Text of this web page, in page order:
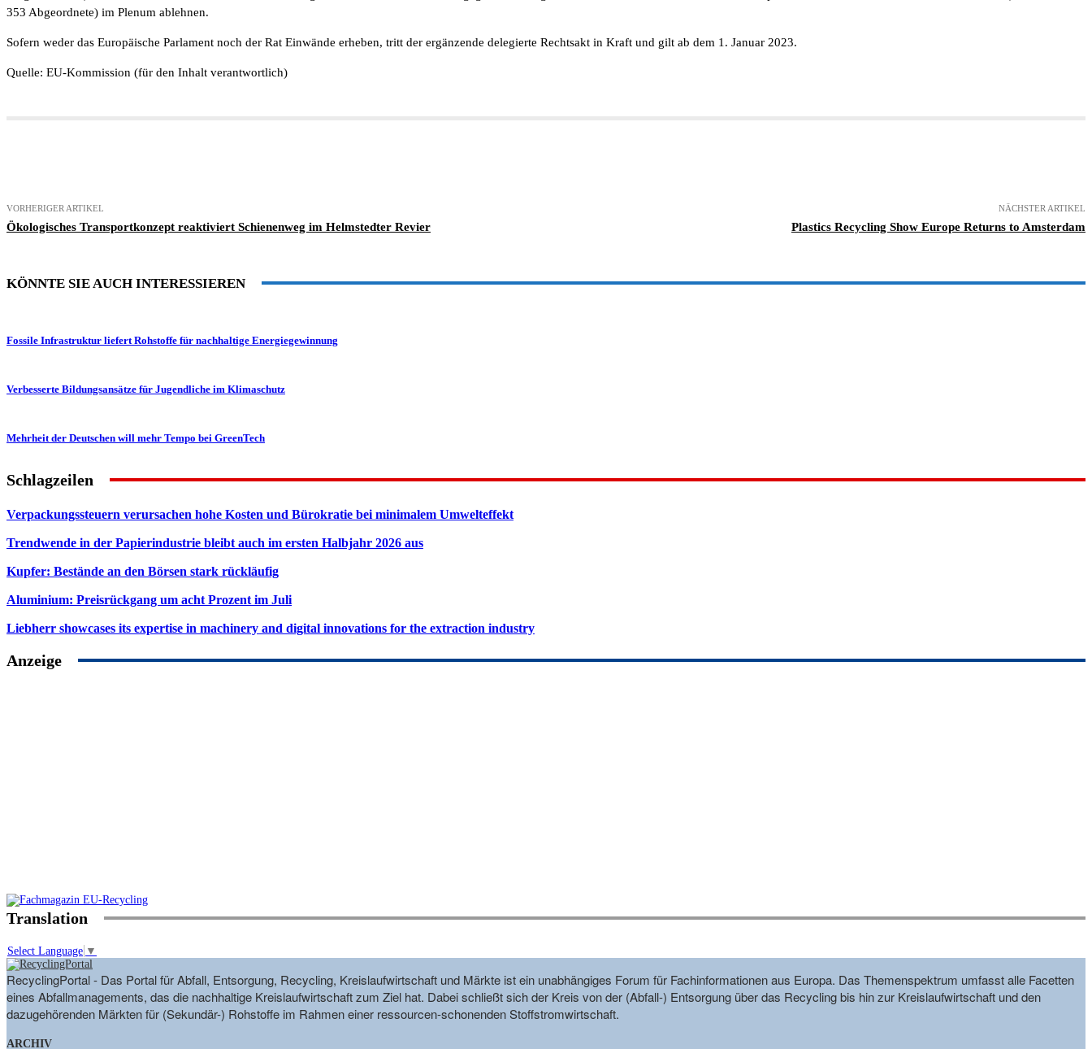
353 Abgeordnete) im Plenum ablehnen.
Sofern weder das Europäische Parlament noch der Rat Einwände erheben, tritt der ergänzende delegierte Rechtsakt in Kraft und gilt ab dem 1. Januar 2023.
Quelle: EU-Kommission (für den Inhalt verantwortlich)
VORHERIGER ARTIKEL
Ökologisches Transportkonzept reaktiviert Schienenweg im Helmstedter Revier
NÄCHSTER ARTIKEL
Plastics Recycling Show Europe Returns to Amsterdam
KÖNNTE SIE AUCH INTERESSIEREN
Fossile Infrastruktur liefert Rohstoffe für nachhaltige Energiegewinnung
Verbesserte Bildungsansätze für Jugendliche im Klimaschutz
Mehrheit der Deutschen will mehr Tempo bei GreenTech
Schlagzeilen
Verpackungssteuern verursachen hohe Kosten und Bürokratie bei minimalem Umwelteffekt
Trendwende in der Papierindustrie bleibt auch im ersten Halbjahr 2026 aus
Kupfer: Bestände an den Börsen stark rückläufig
Aluminium: Preisrückgang um acht Prozent im Juli
Liebherr showcases its expertise in machinery and digital innovations for the extraction industry
Anzeige
Translation
Select Language ▼
RecyclingPortal - Das Portal für Abfall, Entsorgung, Recycling, Kreislaufwirtschaft und Märkte ist ein unabhängiges Forum für Fachinformationen aus Europa. Das Themenspektrum umfasst alle Facetten
eines Abfallmanagements, das die nachhaltige Kreislaufwirtschaft zum Ziel hat. Dabei schließt sich der Kreis von der (Abfall-) Entsorgung über das Recycling bis hin zur Kreislaufwirtschaft und den
dazugehörenden Märkten für (Sekundär-) Rohstoffe im Rahmen einer ressourcen-schonenden Stoffstromwirtschaft.
ARCHIV